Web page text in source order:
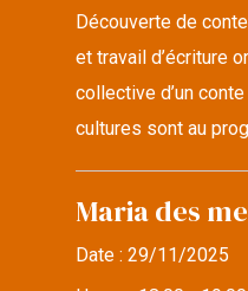
Découverte de
et travail d’écriture
collective d’un
cultures sont au
Maria des
Date :29/11/2025